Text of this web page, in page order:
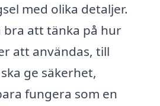
med olika detaljer.
bra att tänka på hur
att användas, till
ge säkerhet,
fungera som en